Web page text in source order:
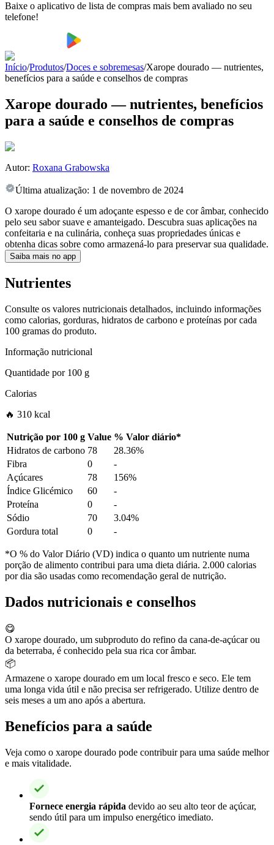
Baixe o aplicativo de lista de compras mais bem avaliado no seu
telefone!
Início/Produtos/Doces e sobremesas/Xarope dourado — nutrientes,
benefícios para a saúde e conselhos de compras
Xarope dourado — nutrientes, benefícios
para a saúde e conselhos de compras
Autor: Roxana Grabowska
Última atualização: 1 de novembro de 2024
O xarope dourado é um adoçante espesso e de cor âmbar, conhecido
pelo seu sabor suave e amanteigado. Descubra suas aplicações na
confeitaria e na culinária, conheça suas propriedades únicas e
obtenha dicas sobre como armazená-lo para preservar sua qualidade.
Saiba mais no app
Nutrientes
Consulte os valores nutricionais detalhados, incluindo informações
como calorias, gorduras, hidratos de carbono e proteínas por cada
100 gramas do produto.
Informação nutricional
Quantidade por100 g
Calorias
🔥 310 kcal
Nutrição por 100 g Value % Valor diário*
Hidratos de carbono 78
28.36%
Fibra
0
-
Açúcares
78
156%
Índice Glicémico
60
-
Proteína
0
-
Sódio
70
3.04%
Gordura total
0 -
*O % do Valor Diário (VD) indica o quanto um nutriente numa
porção de alimento contribui para uma dieta diária. 2.000 calorias
por dia são usadas como recomendação geral de nutrição.
Dados nutricionais e conselhos
😋
O xarope dourado, um subproduto do refino da cana-de-açúcar ou
da beterraba, é conhecido pela sua rica cor âmbar.
📦
Armazene o xarope dourado em um local fresco e seco. Ele tem
uma longa vida útil e não precisa ser refrigerado. Utilize dentro de
seis meses a um ano após a abertura.
Benefícios para a saúde
Veja como o xarope dourado pode contribuir para uma saúde melhor
e mais vitalidade.
Fornece energia rápida devido ao seu alto teor de açúcar,
sendo útil para um impulso energético imediato.